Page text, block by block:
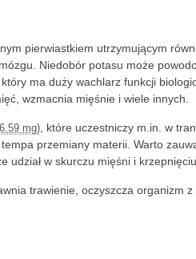
pierwiastkiem utrzymującym
Niedobór potasu może
, który ma duży wachlarz funkcji
wzmacnia mięśnie i wiele innych.
mg) , które uczestniczy m.in. w
przemiany materii. Warto
udział w skurczu mięśni i
trawienie, oczyszcza organizm